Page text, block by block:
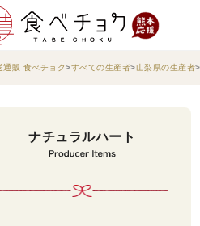
通販 食べチョク すべての生産者 山梨県の生産者
ナチュラルハート